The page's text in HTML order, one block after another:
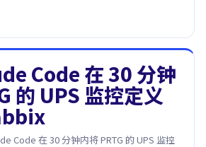
Code 在 30 分钟
的 UPS 监控定义
Code 在 30 分钟内将 PRTG 的 UPS 监控